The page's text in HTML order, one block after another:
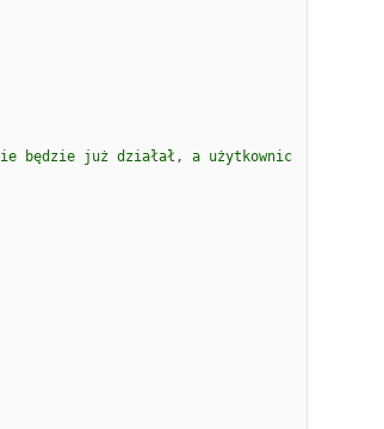
będzie już działał, a użytkownic